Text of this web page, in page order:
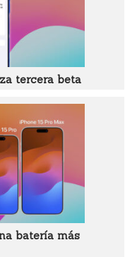
tercera beta
batería más